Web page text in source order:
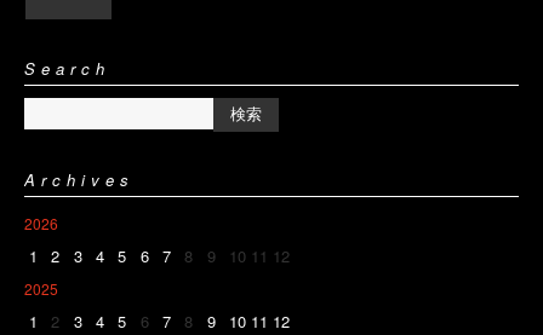
Search
Archives
2026
1 2 3 4 5 6 7 8 9 10 11 12
2025
1 2 3 4 5 6 7 8 9 10 11 12